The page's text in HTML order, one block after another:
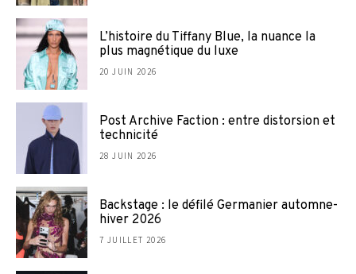
L’histoire du Tiffany Blue, la nuance la
plus magnétique du luxe
20 JUIN 2026
Post Archive Faction : entre distorsion et
technicité
28 JUIN 2026
Backstage : le défilé Germanier automne-
hiver 2026
7 JUILLET 2026